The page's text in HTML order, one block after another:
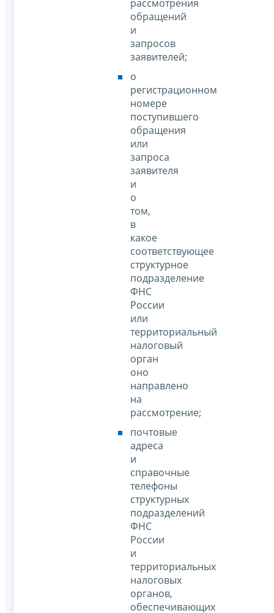
рассмотрения
обращений
и
запросов
заявителей;
о
регистрационном
номере
поступившего
обращения
или
запроса
заявителя
и
о
том,
в
какое
соответствующее
структурное
подразделение
ФНС
России
или
территориальный
налоговый
орган
оно
направлено
на
рассмотрение;
почтовые
адреса
и
справочные
телефоны
структурных
подразделений
ФНС
России
и
территориальных
налоговых
органов,
обеспечивающих